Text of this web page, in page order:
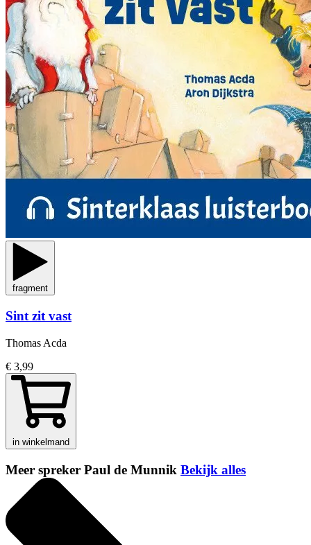
fragment
Sint zit vast
Thomas Acda
€ 3,99
in winkelmand
Meer spreker Paul de Munnik Bekijk alles